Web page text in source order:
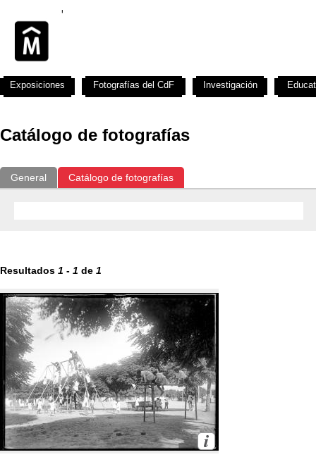
Catálogo de fotografías
General Catálogo de fotografías
Resultados 1 - 1 de 1
Exposiciones Fotografías del CdF Investigación